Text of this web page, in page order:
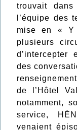
trouvait
l’équipe des
mise en «
plusieurs
d’intercepter
des
de l’Hôtel
notamment,
service,
venaient